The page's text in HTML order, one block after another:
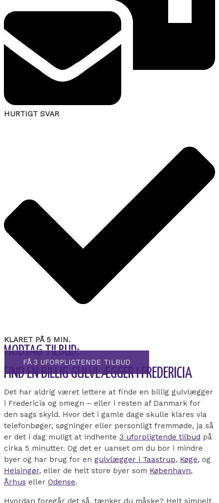
HURTIGT SVAR
KLARET PÅ 5 MIN.
MODTAG TILBUD:
FÅ 3 UFORPLIGTENDE TILBUD
FIND EN BILLIG GULVLÆGGER I FREDERICIA
Det har aldrig været lettere at finde en billig gulvlægger
i Fredericia og omegn – eller i resten af Danmark for
den sags skyld. Hvor det i gamle dage skulle klares via
telefonbøger, søgninger eller personligt fremmøde, ja så
er det i dag muligt at indhente 3 uforpligtende tilbud på
cirka 5 minutter. Og det er uanset om du bor i mindre
byer og har brug for en gulvlægger i Taastrup, Køge, og
Helsingør, eller de helt store byer som København,
Århus eller Odense.
Hvordan foregår det så, tænker du måske? Helt simpelt